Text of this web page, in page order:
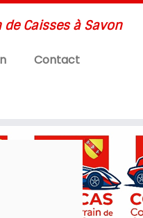
Caisses à Savon
Contact